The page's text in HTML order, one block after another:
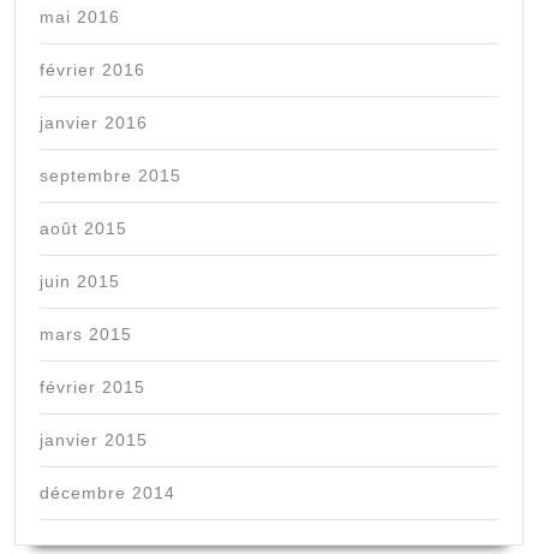
mai 2016
février 2016
janvier 2016
septembre 2015
août 2015
juin 2015
mars 2015
février 2015
janvier 2015
décembre 2014